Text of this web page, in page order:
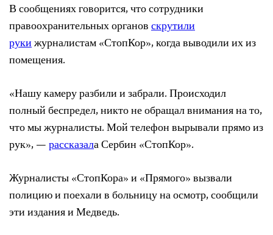
В сообщениях говорится, что сотрудники
правоохранительных органовскрутили
рукижурналистам «СтопКор», когда выводили их из
помещения.
«Нашу камеру разбили и забрали. Происходил
полный беспредел, никто не обращал внимания на то,
что мы журналисты. Мой телефон вырывали прямо из
рук», —рассказала Сербин «СтопКор».
Журналисты «СтопКора» и «Прямого» вызвали
полицию и поехали в больницу на осмотр, сообщили
эти издания и Медведь.